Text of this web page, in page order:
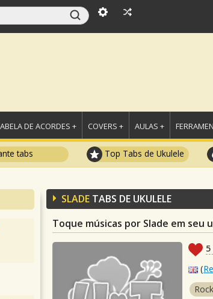
DE ACORDES + COVERS + AULAS +
tabs Top Tabs de Ukulele
SLADE TABS DE UKULELE
Toque músicas por Slade em seu
5
(